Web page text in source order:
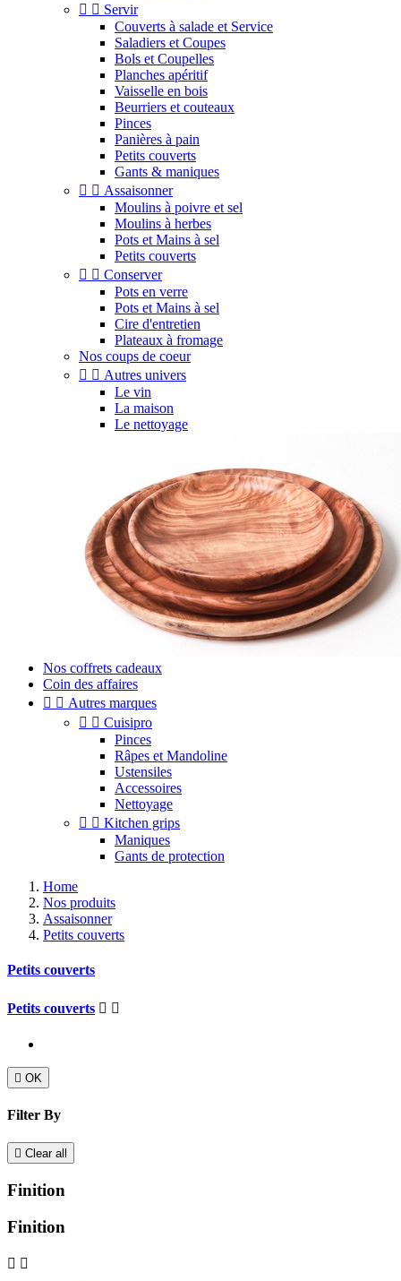
  Servir
Couverts à salade et Service
Saladiers et Coupes
Bols et Coupelles
Planches apéritif
Vaisselle en bois
Beurriers et couteaux
Pinces
Panières à pain
Petits couverts
Gants & maniques
  Assaisonner
Moulins à poivre et sel
Moulins à herbes
Pots et Mains à sel
Petits couverts
  Conserver
Pots en verre
Pots et Mains à sel
Cire d'entretien
Plateaux à fromage
Nos coups de coeur
  Autres univers
Le vin
La maison
Le nettoyage
Nos coffrets cadeaux
Coin des affaires
  Autres marques
  Cuisipro
Pinces
Râpes et Mandoline
Ustensiles
Accessoires
Nettoyage
  Kitchen grips
Maniques
Gants de protection
Home
Nos produits
Assaisonner
Petits couverts
Petits couverts
Petits couverts  
 OK
Filter By
 Clear all
Finition
Finition
 